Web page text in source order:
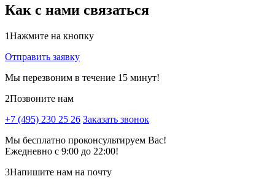
Как с нами связаться
1Нажмите на кнопку
Отправить заявку
Мы перезвоним в течение 15 минут!
2Позвоните нам
+7 (495) 230 25 26 Заказать звонок
Мы бесплатно проконсультируем Вас!
Ежедневно с 9:00 до 22:00!
3Напишите нам на почту